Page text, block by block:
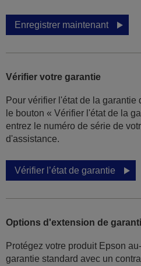
Enregistrer maintenant
Vérifier votre garantie
Pour vérifier l'état de la
le bouton « Vérifier l'état de la
entrez le numéro de série de
d'assistance.
Vérifier l’état de garantie
Options d'extension de
Protégez votre produit Epson
garantie standard avec un